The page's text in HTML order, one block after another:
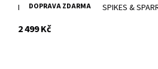
DOPRAVA ZDARMA
Brandy kožená kabelka SPIKES &
2 499 Kčs DPH